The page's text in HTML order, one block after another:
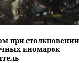
при столкновении
иномарок